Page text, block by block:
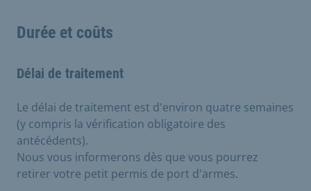
Durée et coûts
Délai de traitement
Le délai de traitement est d'environ quatre semaines
(y compris la vérification obligatoire des
antécédents).
Nous vous informerons dès que vous pourrez
retirer votre petit permis de port d'armes.